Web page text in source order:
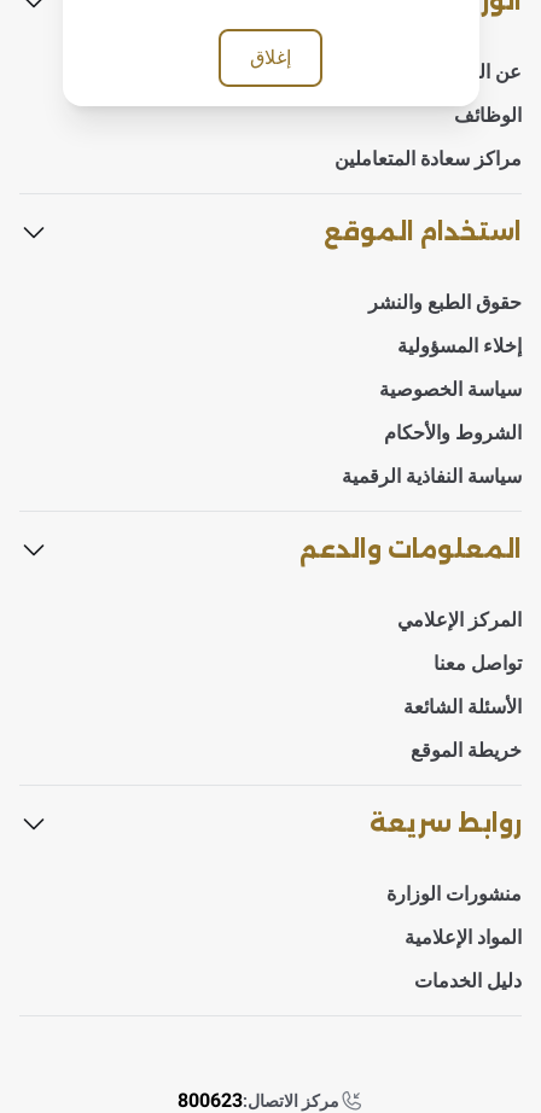
إغلاق
عن الوزارة
الوظائف
مراكز سعادة المتعاملين
استخدام الموقع
حقوق الطبع والنشر
إخلاء المسؤولية
سياسة الخصوصية
الشروط والأحكام
سياسة النفاذية الرقمية
المعلومات والدعم
المركز الإعلامي
تواصل معنا
الأسئلة الشائعة
خريطة الموقع
روابط سريعة
منشورات الوزارة
المواد الإعلامية
دليل الخدمات
مركز الاتصال:800623